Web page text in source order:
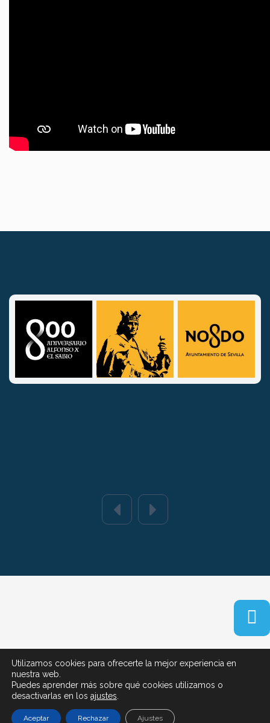
uso|Política de cookies
©2024 FEMP - Todos los derechos reservados
Utilizamos cookies para ofrecerte la mejor experiencia en
nuestra web.
Puedes aprender más sobre qué cookies utilizamos o
desactivarlas en los ajustes
Aceptar Rechazar Ajustes